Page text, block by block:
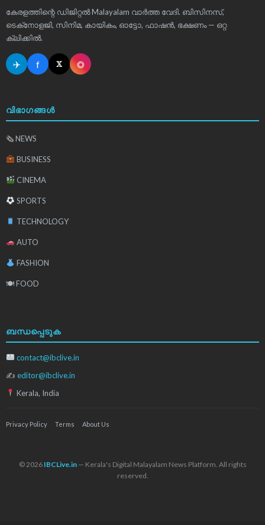
കേരളത്തിന്റെ ഡിജിറ്റൽ Malayalam വാർത്ത വേദി. ബിസിനസ്,
ടെക്‌നോളജി, സിനിമ, കായികം, ഓട്ടോ, ഫാഷൻ, ഭക്ഷണം — ഒറ്റ
ക്ലിക്കിൽ.
✈ f 𝕏 ◎
വിഭാഗങ്ങൾ
🗞 NEWS
BUSINESS
CINEMA
SPORTS
TECHNOLOGY
AUTO
FASHION
🍽 FOOD
ബന്ധപ്പെടുക
contact@ibclive.in
✍ editor@ibclive.in
Kerala, India
Privacy Policy Terms About Us
© 2026 IBCLive.in— Kerala's Digital Malayalam News Platform. All rights
reserved.